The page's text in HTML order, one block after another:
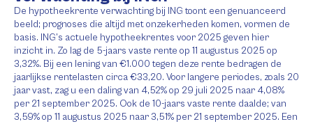
De hypotheekrente verwachting bij ING toont een genuanceerd
beeld; prognoses die altijd met onzekerheden komen, vormen de
basis. ING’s actuele hypotheekrentes voor 2025 geven hier
inzicht in. Zo lag de 5-jaars vaste rente op 11 augustus 2025 op
3,32%. Bij een lening van €1.000 tegen deze rente bedragen de
jaarlijkse rentelasten circa €33,20. Voor langere periodes, zoals 20
jaar vast, zag u een daling van 4,52% op 29 juli 2025 naar 4,08%
per 21 september 2025. Ook de 10-jaars vaste rente daalde; van
3,59% op 11 augustus 2025 naar 3,51% per 21 september 2025. Een